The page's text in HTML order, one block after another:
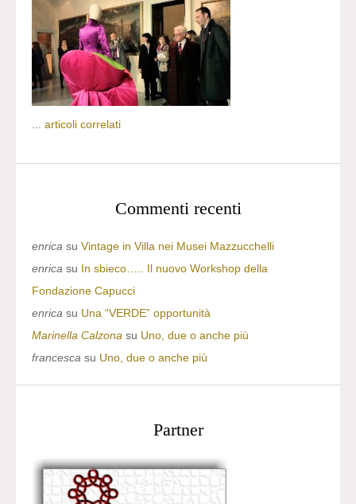
... articoli correlati
Commenti recenti
enrica su Vintage in Villa nei Musei Mazzucchelli
enrica su In sbieco….. Il nuovo Workshop della
Fondazione Capucci
enrica su Una “VERDE” opportunità
Marinella Calzona su Uno, due o anche più
francesca su Uno, due o anche più
Partner